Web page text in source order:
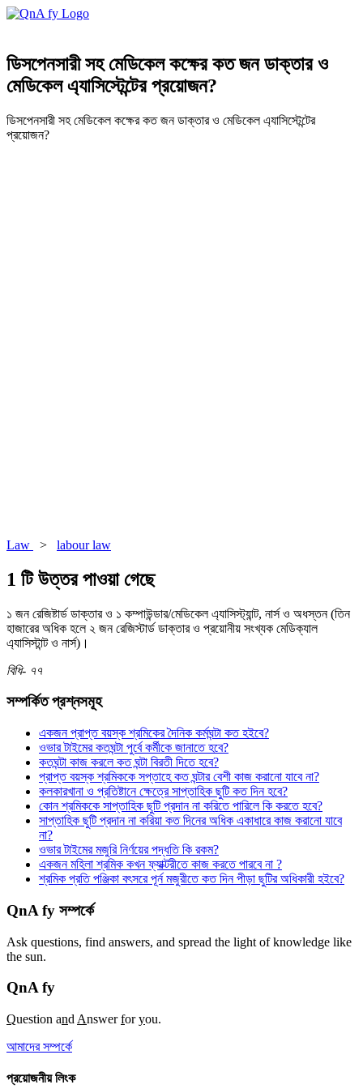
ডিসপেনসারী সহ মেডিকেল কক্ষের কত জন ডাক্তার ও
মেডিকেল এ্যাসিস্টেন্টের প্রয়োজন?
ডিসপেনসারী সহ মেডিকেল কক্ষের কত জন ডাক্তার ও মেডিকেল এ্যাসিস্টেন্টের
প্রয়োজন?
Law > labour law
1 টি উত্তর পাওয়া গেছে
১ জন রেজিষ্টার্ড ডাক্তার ও ১ কম্পাউন্ডার/মেডিকেল এ্যাসিস্ট্যান্ট, নার্স ও অধস্তন (তিন
হাজারের অধিক হলে ২ জন রেজিস্টার্ড ডাক্তার ও প্রয়োনীয় সংখ্যক মেডিক্যাল
এ্যাসিস্টান্ট ও নার্স)।
বিধি- ৭৭
সম্পর্কিত প্রশ্নসমূহ
একজন প্রাপ্ত বয়স্ক শ্রমিকের দৈনিক কর্মঘন্টা কত হইবে?
ওভার টাইমের কতঘন্টা পুর্বে কর্মীকে জানাতে হবে?
কতঘন্টা কাজ করলে কত ঘন্টা বিরতী দিতে হবে?
প্রাপ্ত বয়স্ক শ্রমিককে সপ্তাহে কত ঘন্টার বেশী কাজ করানো যাবে না?
কলকারখানা ও প্রতিষ্টানে ক্ষেত্রে সাপ্তাহিক ছুটি কত দিন হবে?
কোন শ্রমিককে সাপ্তাহিক ছুটি প্রদান না করিতে পারিলে কি করতে হবে?
সাপ্তাহিক ছুটি প্রদান না করিয়া কত দিনের অধিক একাধারে কাজ করানো যাবে
না?
ওভার টাইমের মজুরি নির্ণয়ের পদ্ধতি কি রকম?
একজন মহিলা শ্রমিক কখন ফ্যাক্টরীতে কাজ করতে পারবে না ?
শ্রমিক প্রতি পঞ্জিকা বৎসরে পূর্ন মজুরীতে কত দিন পীড়া ছুটির অধিকারী হইবে?
QnA fy সম্পর্কে
Ask questions, find answers, and spread the light of knowledge like
the sun.
QnAfy
Question and Answerforyou.
আমাদের সম্পর্কে
প্রয়োজনীয় লিংক